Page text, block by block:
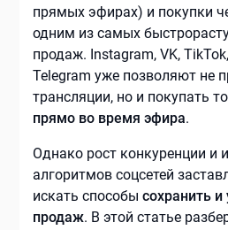
прямых эфирах) и покупки
одним из самых
продаж. Instagram, VK,
Telegram уже позволяют не
трансляции, но и покупать
прямо во время эфира.
Однако рост конкуренции и
алгоритмов соцсетей
искать способысохранить
продаж. В этой статье